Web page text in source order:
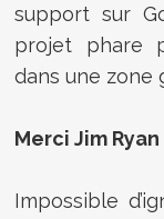
support sur
projet phare
dans une zone
Merci Jim Ryan
Impossible